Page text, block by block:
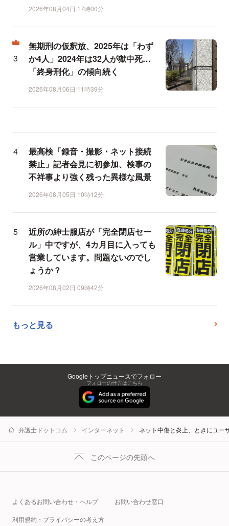
2026年08月04日 17時00分
無期刑の仮釈放、2025年は「わず
か4人」2024年は32人が獄中死…
「終身刑化」の傾向続く
2026年08月06日 11時39分
最高検「録音・撮影・ネット接続
禁止」記者会見に初参加、検事の
不祥事より強く残った異様な風景
2026年08月05日 10時12分
近所の紳士服店が「完全閉店セー
ル」中ですが、4カ月目に入っても
営業しています。問題ないのでし
ょうか？
2026年08月02日 09時42分
もっと見る
Googleトップニュースでフォロー
フォローの仕方はこちら
弁護士ドットコム インターネット ネット中傷と炎上、ときにユ
このページの先頭へ
よくあるお問い合わせ・ヘルプ お問い合わせ窓口
利用規約・プライバシーの考え方